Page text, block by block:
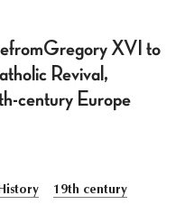
XVI to
Revival,
century Europe
19th century